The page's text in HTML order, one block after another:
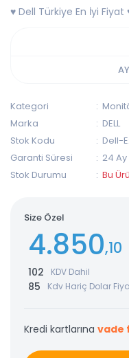
♥ Dell Türkiye En İyi Fiyat
Kategori
Marka
DELL
Stok Kodu
Dell-
Garanti Süresi
24 Ay
Stok Durumu
Bu
Size Özel
4.850,10
102 KDV Dahil
85 Kdv Hariç Dolar
Kredi kartlarına vade